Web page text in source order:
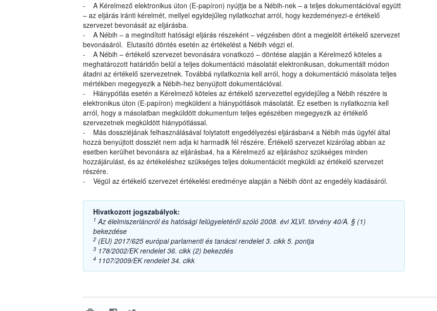
- A Kérelmező elektronikus úton (E-papíron) nyújtja be a Nébih-nek – a teljes dokumentációval együtt
– az eljárás iránti kérelmét, mellyel egyidejűleg nyilatkozhat arról, hogy kezdeményezi-e értékelő
szervezet bevonását az eljárásba.
- A Nébih – a megindított hatósági eljárás részeként – végzésben dönt a megjelölt értékelő szervezet
bevonásáról. Elutasító döntés esetén az értékelést a Nébih végzi el.
- A Nébih – értékelő szervezet bevonására vonatkozó – döntése alapján a Kérelmező köteles a
meghatározott határidőn belül a teljes dokumentáció másolatát elektronikusan, dokumentált módon
átadni az értékelő szervezetnek. Továbbá nyilatkoznia kell arról, hogy a dokumentáció másolata teljes
mértékben megegyezik a Nébih-hez benyújtott dokumentációval.
- Hiánypótlás esetén a Kérelmező köteles az értékelő szervezettel egyidejűleg a Nébih részére is
elektronikus úton (E-papíron) megküldeni a hiánypótlások másolatát. Ez esetben is nyilatkoznia kell
arról, hogy a másolatban megküldött dokumentum teljes egészében megegyezik az értékelő
szervezetnek megküldött hiánypótlással.
- Más dossziéjának felhasználásával folytatott engedélyezési eljárásban4 a Nébih más ügyfél által
hozzá benyújtott dossziét nem adja ki harmadik fél részére. Értékelő szervezet kizárólag abban az
esetben kerülhet bevonásra az eljárásba4, ha a Kérelmező az eljáráshoz szükséges minden
hozzájárulást, és az értékeléshez szükséges teljes dokumentációt megküldi az értékelő szervezet
részére.
- Végül az értékelő szervezet értékelési eredménye alapján a Nébih dönt az engedély kiadásáról.
Hivatkozott jogszabályok:
1 Az élelmiszerláncról és hatósági felügyeletéről szóló 2008. évi XLVI. törvény 40/A. § (1)
bekezdése
2(EU) 2017/625 európai parlamenti és tanácsi rendelet 3. cikk 5. pontja
3178/2002/EK rendelet 36. cikk (2) bekezdés
41107/2009/EK rendelet 34. cikk